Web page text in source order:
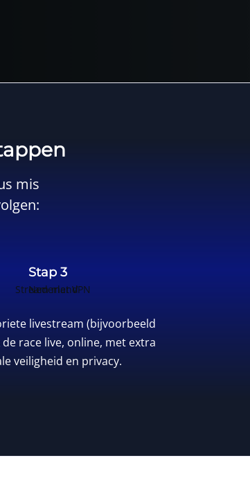
mis
Stap 3
livestream (bijvoorbeeld
de race live, online, met extra
veiligheid en privacy.